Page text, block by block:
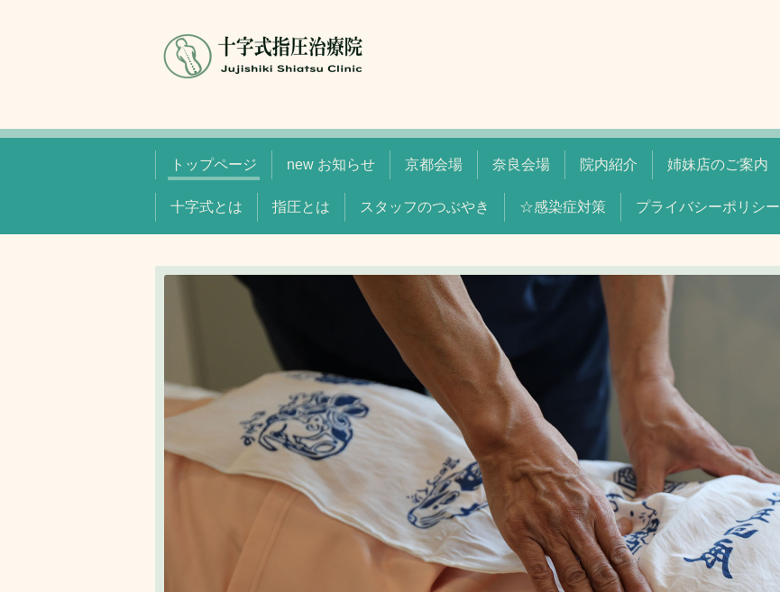
トップページ new お知らせ 京都会場 奈良会場 院内紹介 姉妹店のご案内
十字式とは 指圧とは スタッフのつぶやき ☆感染症対策 プライバシーポリシー